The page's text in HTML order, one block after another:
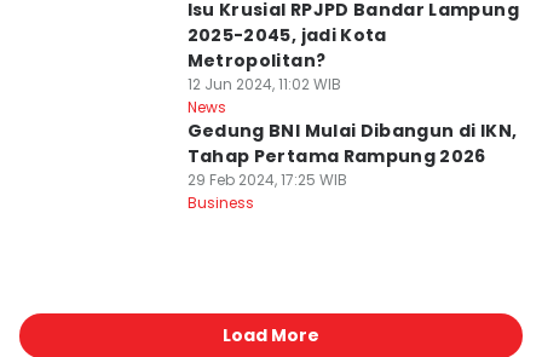
Isu Krusial RPJPD Bandar Lampung
2025-2045, jadi Kota
Metropolitan?
12 Jun 2024, 11:02 WIB
News
Gedung BNI Mulai Dibangun di IKN,
Tahap Pertama Rampung 2026
29 Feb 2024, 17:25 WIB
Business
Load More